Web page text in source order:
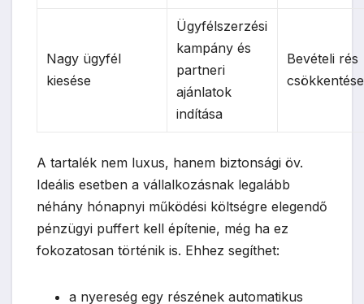
Nagy ügyfél
kiesése
Ügyfélszerzési
kampány és
partneri
ajánlatok
indítása
Bevételi rés
csökkentése
A tartalék nem luxus, hanem biztonsági öv.
Ideális esetben a vállalkozásnak legalább
néhány hónapnyi működési költségre elegendő
pénzügyi puffert kell építenie, még ha ez
fokozatosan történik is. Ehhez segíthet:
a nyereség egy részének automatikus